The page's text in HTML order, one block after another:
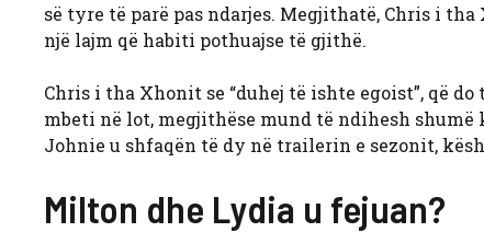
së tyre të parë pas ndarjes. Megjithatë, Chris i
një lajm që habiti pothuajse të gjithë.
Chris i tha Xhonit se “duhej të ishte egoist”, që
mbeti në lot, megjithëse mund të ndihesh shumë
Johnie u shfaqën të dy në trailerin e sezonit,
Milton dhe Lydia u fejuan?